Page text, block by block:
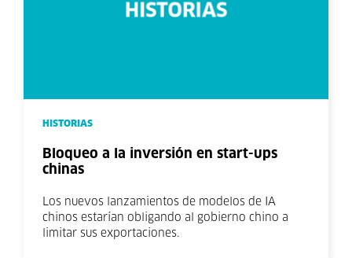
HISTORIAS
Bloqueo a la inversión en start-ups
chinas
Los nuevos lanzamientos de modelos de IA
chinos estarían obligando al gobierno chino a
limitar sus exportaciones.